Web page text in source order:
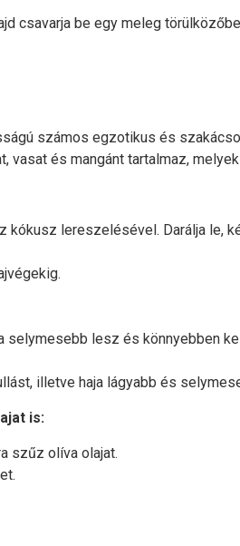
be egy meleg
számos egzotikus és
és mangánt tartalmaz, melyek
lereszelésével. Darálja le,
selymesebb lesz és könnyebben
illetve haja lágyabb és
is:
szűz olíva olajat.